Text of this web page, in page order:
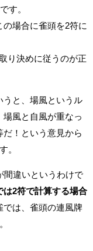
す。
の場合に雀頭を2符に
り決めに従うのが正
うと、場風というル
風と自風が重なっ
！という意見から
。
間違いというわけで
2符で計算する場合
では、雀頭の連風牌